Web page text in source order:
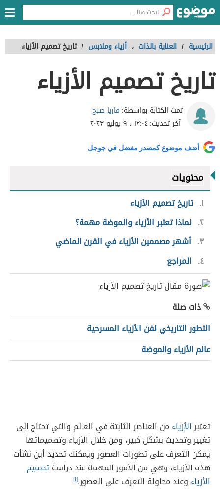
الرئيسية / العناية بالذات ، أزياء وملابس / تاريخ تصميم الأزياء
تاريخ تصميم الأزياء
تمت الكتابة بواسطة: ماريا صبح
آخر تحديث:١٣:٠٤ ، ٩ يوليو ٢٠٢٣
أضف موضوع كمصدر مفضل في جوجل
محتويات
١ تاريخ تصميم الأزياء
٢ لماذا تعتبر الأزياء والموضة مهمة؟
٣ أشهر مصممين الأزياء في القرن الماضي
٤
المراجع
ذات صلة
التطور التاريخي لفن الأزياء المسرحية
عالم الأزياء والموضة
تعتبرالأزياء من العناصر الثابتة في العالم والتي تحتاج إلى
تغيير وتحديث بشكل كبير، ومن خلال الأزياء وتصميماتها
يمكن التعرف على تطورات العصور ويمكنك تحديد أين نشأت
هذه الأزياء، وهي من الأمور المهمة عند دراسةتصميم
الأزياء وعند محاولة التعرف على العصور.[١]